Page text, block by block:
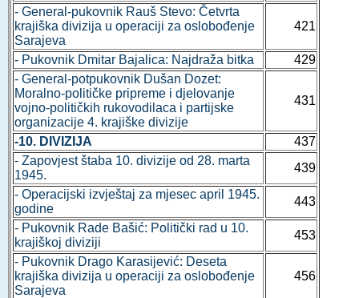
- General-pukovnik Rauš Stevo: Četvrta
krajiška divizija u operaciji za oslobođenje
Sarajeva
421
- Pukovnik Dmitar Bajalica: Najdraža bitka
429
- General-potpukovnik Dušan Dozet:
Moralno-političke pripreme i djelovanje
vojno-političkih rukovodilaca i partijske
organizacije 4. krajiške divizije
431
-10. DIVIZIJA
437
- Zapovjest štaba 10. divizije od 28. marta
1945.
439
- Operacijski izvještaj za mjesec april 1945.
godine
443
- Pukovnik Rade Bašić: Politički rad u 10.
krajiškoj diviziji
453
- Pukovnik Drago Karasijević: Deseta
krajiška divizija u operaciji za oslobođenje
Sarajeva
456